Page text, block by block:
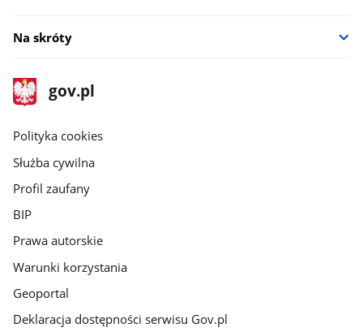
Na skróty
stopka
gov.pl
Strona
gov.pl
gov.pl
Polityka cookies
Służba cywilna
Profil zaufany
BIP
Prawa autorskie
Warunki korzystania
Geoportal
Deklaracja dostępności serwisu Gov.pl